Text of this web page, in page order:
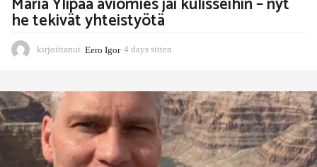
he tekivät yhteistyötä
kirjoittanut Eero Igor 4 days sitten
y
s
s
i
t
t